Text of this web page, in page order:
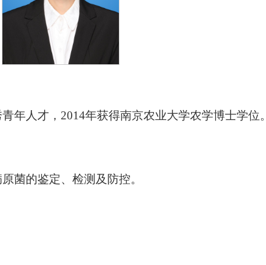
年人才， 2014年获得南京农业大学农学博士学位。
菌的鉴定、检测及防控。